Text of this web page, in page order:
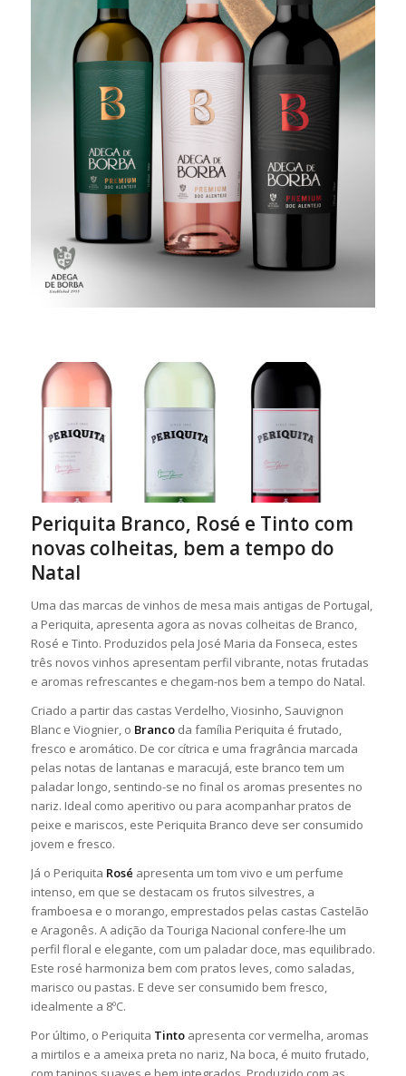
Periquita Branco, Rosé e Tinto com
novas colheitas, bem a tempo do
Natal
Uma das marcas de vinhos de mesa mais antigas de Portugal,
a Periquita, apresenta agora as novas colheitas de Branco,
Rosé e Tinto. Produzidos pela José Maria da Fonseca, estes
três novos vinhos apresentam perfil vibrante, notas frutadas
e aromas refrescantes e chegam-nos bem a tempo do Natal.
Criado a partir das castas Verdelho, Viosinho, Sauvignon
Blanc e Viognier, o Brancoda família Periquita é frutado,
fresco e aromático. De cor cítrica e uma fragrância marcada
pelas notas de lantanas e maracujá, este branco tem um
paladar longo, sentindo-se no final os aromas presentes no
nariz. Ideal como aperitivo ou para acompanhar pratos de
peixe e mariscos, este Periquita Branco deve ser consumido
jovem e fresco.
Já o Periquita Rosé apresenta um tom vivo e um perfume
intenso, em que se destacam os frutos silvestres, a
framboesa e o morango, emprestados pelas castas Castelão
e Aragonês. A adição da Touriga Nacional confere-lhe um
perfil floral e elegante, com um paladar doce, mas equilibrado.
Este rosé harmoniza bem com pratos leves, como saladas,
marisco ou pastas. E deve ser consumido bem fresco,
idealmente a 8ºC.
Por último, o Periquita Tinto apresenta cor vermelha, aromas
a mirtilos e a ameixa preta no nariz, Na boca, é muito frutado,